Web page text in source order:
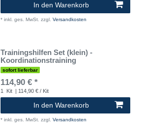
In den Warenkorb
* inkl. ges. MwSt. zzgl. Versandkosten
Trainingshilfen Set (klein) -
Koordinationstraining
sofort lieferbar
114,90 € *
1 Kit | 114,90 € / Kit
In den Warenkorb
* inkl. ges. MwSt. zzgl. Versandkosten